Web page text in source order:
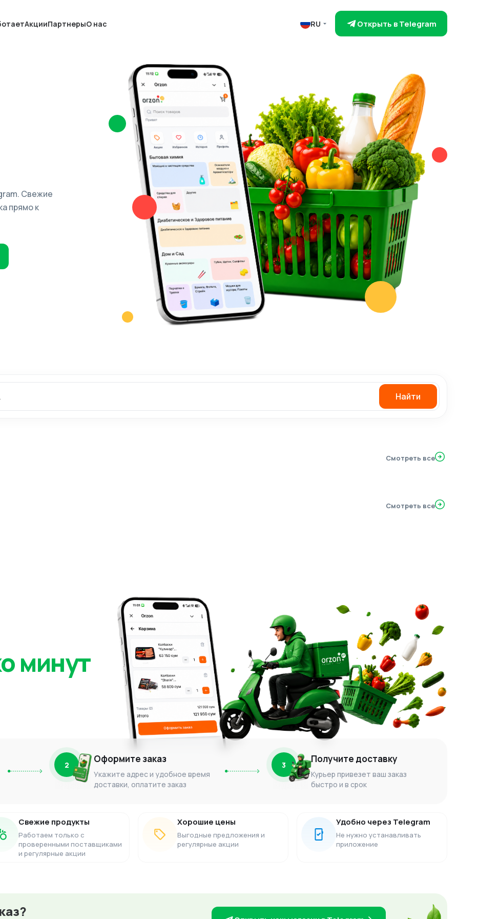
АкцииПартнерыО нас RU Открыть в Telegram
Свежие
прямо к
Найти
Смотреть все
Смотреть все
минут
2 Оформите заказ
Укажите адрес и удобное время
доставки, оплатите заказ
3 Получите доставку
Курьер привезет ваш заказ
быстро и в срок
Свежие продукты
Работаем только с
проверенными поставщиками
и регулярные акции
Хорошие цены
Выгодные предложения и
регулярные акции
Удобно через Telegram
Не нужно устанавливать
приложение